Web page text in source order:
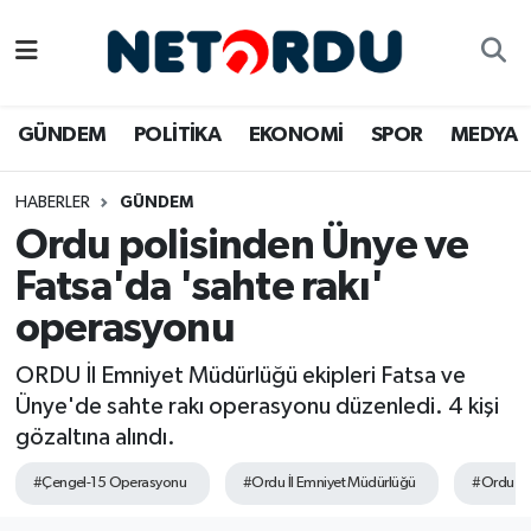
GÜNDEM POLİTİKA EKONOMİ SPOR MEDYA
HABERLER GÜNDEM
Ordu polisinden Ünye ve
Fatsa'da 'sahte rakı'
operasyonu
ORDU İl Emniyet Müdürlüğü ekipleri Fatsa ve
Ünye'de sahte rakı operasyonu düzenledi. 4 kişi
gözaltına alındı.
#Çengel-15 Operasyonu #Ordu İl Emniyet Müdürlüğü #Ordu
DÜNYA
EĞİTİM
EKONOMİ
Namaz Vakitleri
Trafik Durumu
Süper Lig Puan Durumu ve Fikstür
Tüm Manşetler